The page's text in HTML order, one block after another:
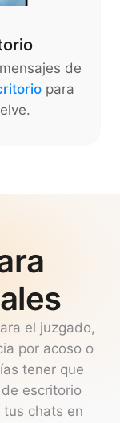
de
para
el juzgado,
por acoso o
tener que
escritorio
chats en